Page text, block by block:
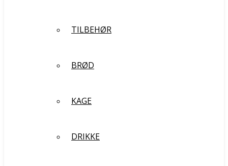
TILBEHØR
BRØD
KAGE
DRIKKE